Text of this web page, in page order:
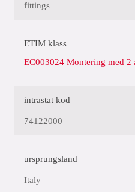
fittings
ETIM klass
EC003024 Montering med 2
intrastat kod
74122000
ursprungsland
Italy